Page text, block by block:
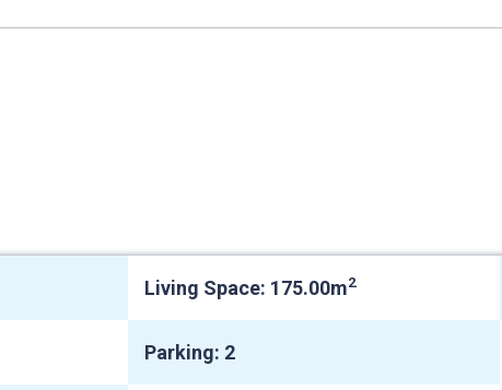
Living Space: 175.00m2
Parking: 2